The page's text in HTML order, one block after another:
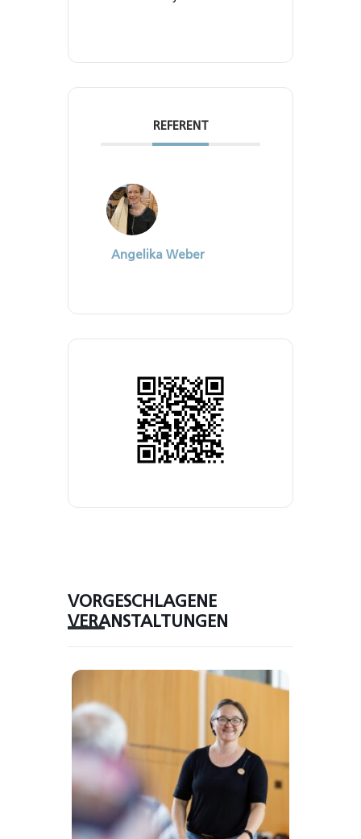
REFERENT
Angelika Weber
VORGESCHLAGENE
VERANSTALTUNGEN